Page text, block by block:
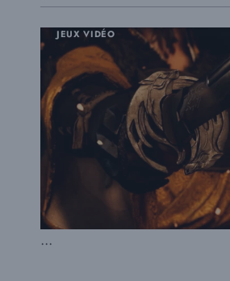
JEUX VIDÉO
...